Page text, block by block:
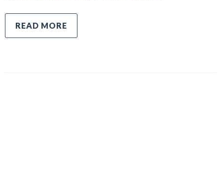
READ MORE